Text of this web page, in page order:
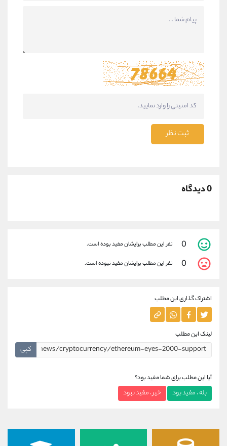
ثبت نظر
0 دیدگاه
0 نفر این مطلب برایشان مفید بوده است.
0 نفر این مطلب برایشان مفید نبوده است.
اشتراک گذاری این مطلب
لینک این مطلب
کپی
آیا این مطلب برای شما مفید بود؟
بله ، مفید بود خیر ، مفید نبود